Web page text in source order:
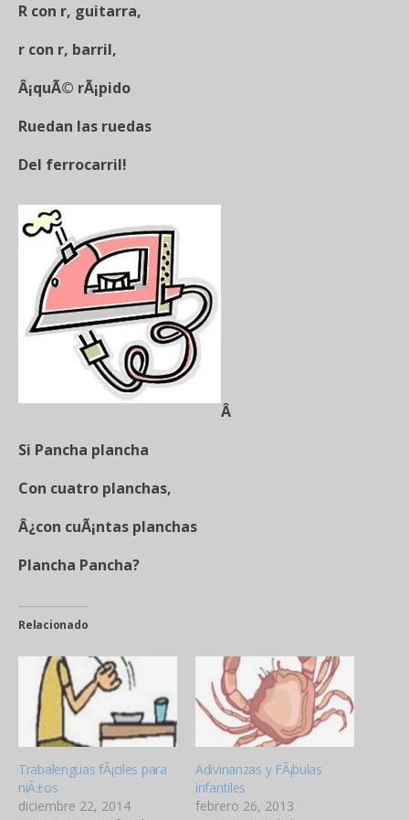
R con r, guitarra,
r con r, barril,
Â¡quÃ© rÃ¡pido
Ruedan las ruedas
Del ferrocarril!
Â
Si Pancha plancha
Con cuatro planchas,
Â¿con cuÃ¡ntas planchas
Plancha Pancha?
Relacionado
Trabalenguas fÃ¡ciles para
niÃ±os
diciembre 22, 2014
Adivinanzas y FÃ¡bulas
infantiles
febrero 26, 2013